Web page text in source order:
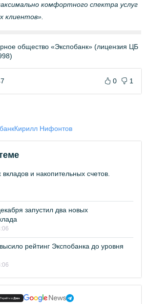
комфортного спектра услуг
клиентов».
общество «Экспобанк» (лицензия ЦБ
0 1
Кирилл Нифонтов
и накопительных счетов.
запустил два новых
рейтинг Экспобанка до уровня